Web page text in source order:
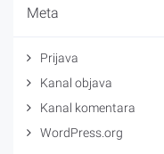
Meta
Prijava
Kanal objava
Kanal komentara
WordPress.org